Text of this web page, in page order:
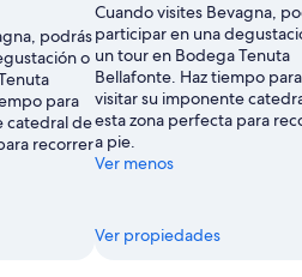
podrás
o
para
catedral de
recorrer
Cuando visites Bevagna,
participar en una
un tour en Bodega Tenuta
Bellafonte. Haz tiempo para
visitar su imponente
esta zona perfecta para
a pie.
Ver menos
Ver propiedades